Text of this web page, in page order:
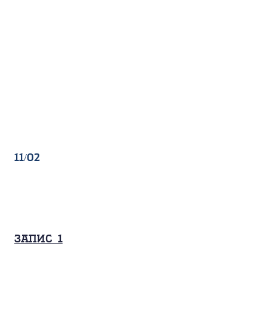
11/02
Запис_1